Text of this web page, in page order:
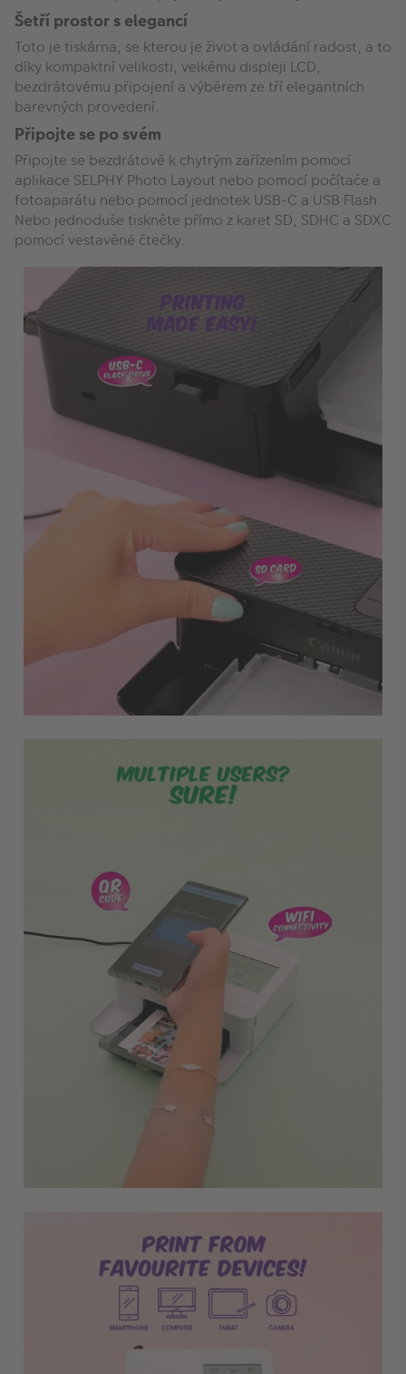
Šetří prostor s elegancí
Toto je tiskárna, se kterou je život a ovládání radost, a to
díky kompaktní velikosti, velkému displeji LCD,
bezdrátovému připojení a výběrem ze tří elegantních
barevných provedení.
Připojte se po svém
Připojte se bezdrátově k chytrým zařízením pomocí
aplikace SELPHY Photo Layout nebo pomocí počítače a
fotoaparátu nebo pomocí jednotek USB-C a USB Flash.
Nebo jednoduše tiskněte přímo z karet SD, SDHC a SDXC
pomocí vestavěné čtečky.